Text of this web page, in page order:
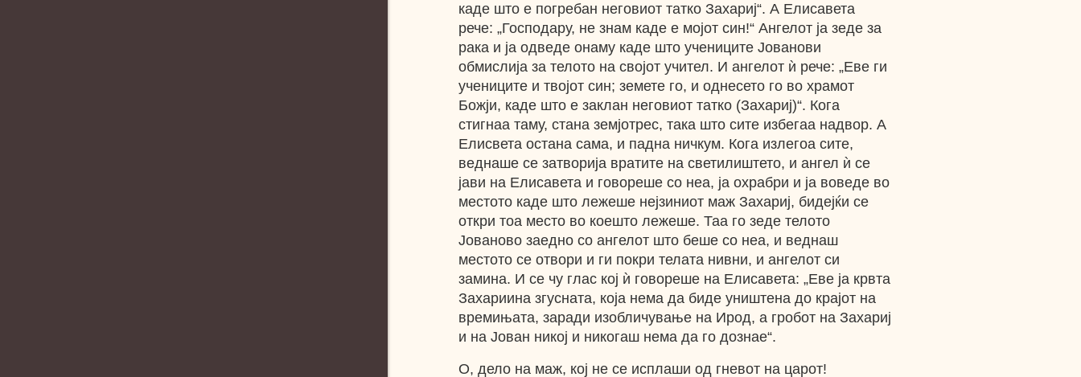
каде што е погребан неговиот татко Захариј“. А Елисавета
рече: „Господару, не знам каде е мојот син!“ Ангелот ја зеде за
рака и ја одведе онаму каде што учениците Јованови
обмислија за телото на својот учител. И ангелот ѝ рече: „Еве ги
учениците и твојот син; земете го, и однесето го во храмот
Божји, каде што е заклан неговиот татко (Захариј)“. Кога
стигнаа таму, стана земјотрес, така што сите избегаа надвор. А
Елисвета остана сама, и падна ничкум. Кога излегоа сите,
веднаше се затворија вратите на светилиштето, и ангел ѝ се
јави на Елисавета и говореше со неа, ја охрабри и ја воведе во
местото каде што лежеше нејзиниот маж Захариј, бидејќи се
откри тоа место во коешто лежеше. Таа го зеде телото
Јованово заедно со ангелот што беше со неа, и веднаш
местото се отвори и ги покри телата нивни, и ангелот си
замина. И се чу глас кој ѝ говореше на Елисавета: „Еве ја крвта
Захариина згусната, која нема да биде уништена до крајот на
времињата, заради изобличување на Ирод, а гробот на Захариј
и на Јован никој и никогаш нема да го дознае“.
О, дело на маж, кој не се исплаши од гневот на царот!